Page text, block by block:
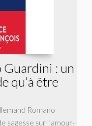
Guardini : un
qu’à être
Romano
sagesse sur l’amour-